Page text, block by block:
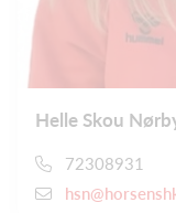
Helle Skou
72308931